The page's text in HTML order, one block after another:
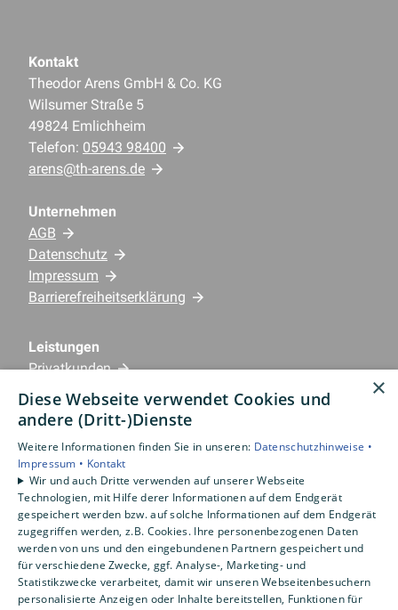
Kontakt
Theodor Arens GmbH & Co. KG
Wilsumer Straße 5
49824 Emlichheim
Telefon: 05943 98400
arens@th-arens.de
Unternehmen
AGB
Datenschutz
Impressum
Barrierefreiheitserklärung
Leistungen
Privatkunden
Gewerbekunden
Karriere
Unternehmen
Standorte
Emlichheim
×
Diese Webseite verwendet Cookies und
andere (Dritt-)Dienste
Weitere Informationen finden Sie in unseren: Datenschutzhinweise •
Impressum • Kontakt
Wir und auch Dritte verwenden auf unserer Webseite
Technologien, mit Hilfe derer Informationen auf dem Endgerät
gespeichert werden bzw. auf solche Informationen auf dem Endgerät
zugegriffen werden, z.B. Cookies. Ihre personenbezogenen Daten
werden von uns und den eingebundenen Partnern gespeichert und
für verschiedene Zwecke, ggf. Analyse-, Marketing- und
Statistikzwecke verarbeitet, damit wir unseren Webseitenbesuchern
personalisierte Anzeigen oder Inhalte bereitstellen, Funktionen für